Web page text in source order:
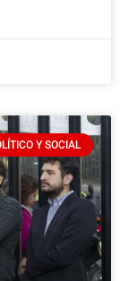
Y SOCIAL